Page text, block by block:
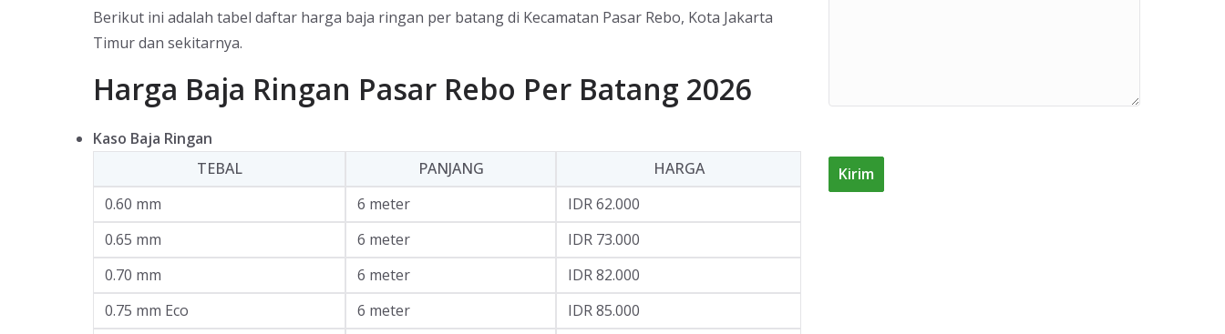
Berikut ini adalah tabel daftar harga baja ringan per batang di Kecamatan Pasar Rebo, Kota Jakarta
Timur dan sekitarnya.
Harga Baja Ringan Pasar Rebo Per Batang 2026
Kaso Baja Ringan
TEBAL
PANJANG
HARGA
0.60 mm
6 meter
IDR 62.000
0.65 mm
6 meter
IDR 73.000
0.70 mm
6 meter
IDR 82.000
0.75 mm Eco
6 meter
IDR 85.000